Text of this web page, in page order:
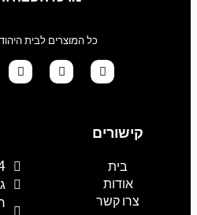
כל המוצרים לבית
a
s
a
p
p
קישורים
בית
אודות
צרו קשר
גם